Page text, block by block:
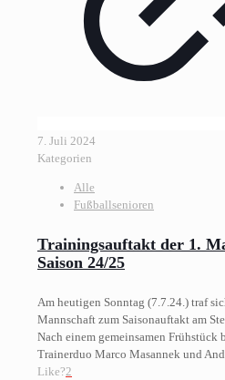
7. Juli 2024
Kategorien
Alle
Fußballsenioren
Trainingsauftakt der 1.
Saison 24/25
Am heutigen Sonntag (7.7.24.) traf
Mannschaft zum Saisonauftakt am
Nach einem gemeinsamen Frühstück
Trainerduo Marco Masannek und
Like?2